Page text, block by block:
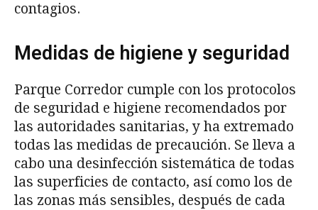
contagios.
Medidas de higiene y seguridad
Parque Corredor cumple con los protocolos
de seguridad e higiene recomendados por
las autoridades sanitarias, y ha extremado
todas las medidas de precaución. Se lleva a
cabo una desinfección sistemática de todas
las superficies de contacto, así como los de
las zonas más sensibles, después de cada